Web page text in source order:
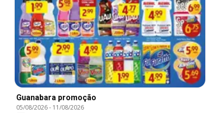
Guanabara promoção
05/08/2026- 11/08/2026